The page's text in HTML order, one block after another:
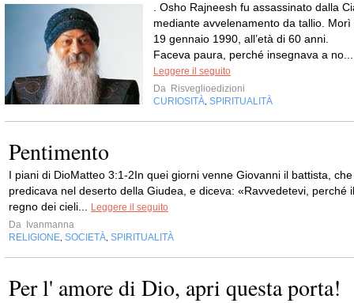
. Osho Rajneesh fu assassinato dalla
mediante avvelenamento da tallio. Morì
19 gennaio 1990, all’età di 60 anni.
Faceva paura, perché insegnava a no...
Leggere il seguito
Da Risveglioedizioni
CURIOSITÀ SPIRITUALITÀ
Pentimento
I piani di DioMatteo 3:1-2In quei giorni venne Giovanni il battista, che
predicava nel deserto della Giudea, e diceva: «Ravvedetevi, perché il
regno dei cieli...
Leggere il seguito
Da
Ivanmanna
RELIGIONE SOCIETÀ SPIRITUALITÀ
Per l' amore di Dio, apri questa porta!